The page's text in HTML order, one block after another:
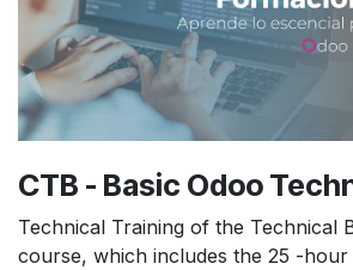
CTB - Basic Odoo
Technical Training of the Technical
course, which includes the 25 -